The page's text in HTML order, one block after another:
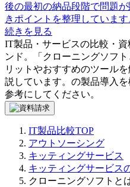
後の最初の納品段階で問題
きポイントを整理しています
続きを見る
IT製品・サービスの比較・
ンド。「 クローニングソフ
リットやおすすめのツールを
説しています。 の製品導入
参考にしてください。
IT製品比較TOP
アウトソーシング
キッティングサービス
キッティングサービス
クローニングソフトと